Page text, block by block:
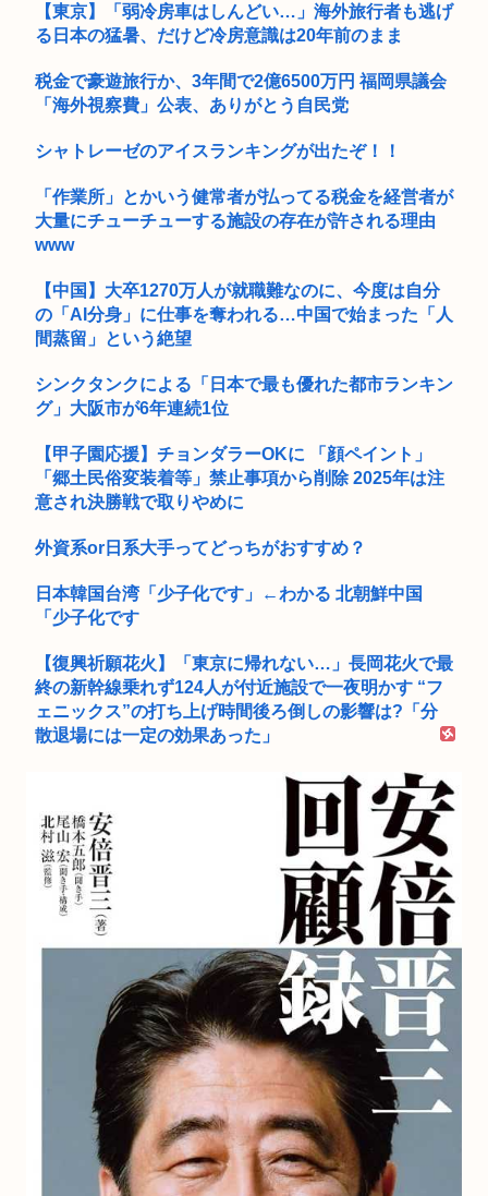
【東京】「弱冷房車はしんどい…」海外旅行者も逃げ
る日本の猛暑、だけど冷房意識は20年前のまま
税金で豪遊旅行か、3年間で2億6500万円 福岡県議会
「海外視察費」公表、ありがとう自民党
シャトレーゼのアイスランキングが出たぞ！！
「作業所」とかいう健常者が払ってる税金を経営者が
大量にチューチューする施設の存在が許される理由
www
【中国】大卒1270万人が就職難なのに、今度は自分
の「AI分身」に仕事を奪われる…中国で始まった「人
間蒸留」という絶望
シンクタンクによる「日本で最も優れた都市ランキン
グ」大阪市が6年連続1位
【甲子園応援】チョンダラーOKに 「顔ペイント」
「郷土民俗変装着等」禁止事項から削除 2025年は注
意され決勝戦で取りやめに
外資系or日系大手ってどっちがおすすめ？
日本韓国台湾「少子化です」←わかる 北朝鮮中国
「少子化です
【復興祈願花火】「東京に帰れない…」長岡花火で最
終の新幹線乗れず124人が付近施設で一夜明かす “フ
ェニックス”の打ち上げ時間後ろ倒しの影響は?「分
散退場には一定の効果あった」